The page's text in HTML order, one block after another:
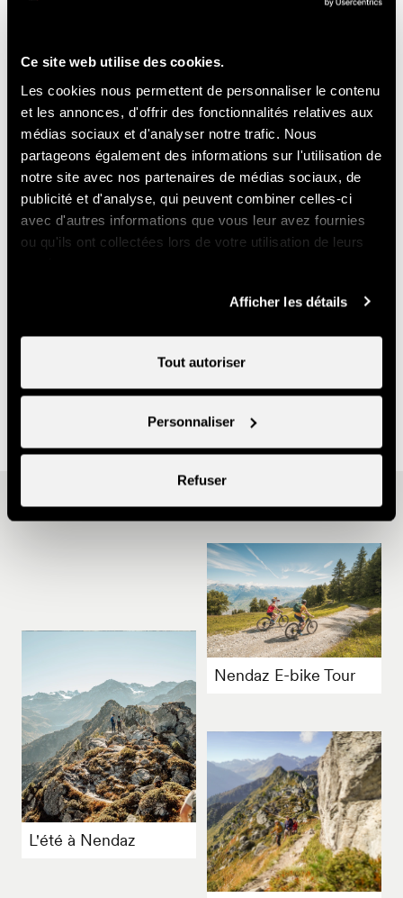
Ce site web utilise des cookies.
Les cookies nous permettent de personnaliser le contenu
et les annonces, d'offrir des fonctionnalités relatives aux
médias sociaux et d'analyser notre trafic. Nous
partageons également des informations sur l'utilisation de
notre site avec nos partenaires de médias sociaux, de
publicité et d'analyse, qui peuvent combiner celles-ci
avec d'autres informations que vous leur avez fournies
ou qu'ils ont collectées lors de votre utilisation de leurs
Afficher les détails
Tout autoriser
Personnaliser
Refuser
moments uniques allient bienveillance et convivialité,
Parking gratuit
Réservation nécessaire
Adapté aux familles
Contact
1997 Haute-Nendaz
+41 78 613 68 94
anim.allies22@gmail.com
D'autres idées
Nendaz E-bike Tour
L'été à Nendaz